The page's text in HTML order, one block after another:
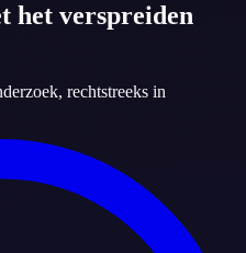
het verspreiden
rechtstreeks in